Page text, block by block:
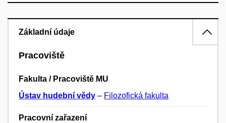
Základní údaje
Pracoviště
Fakulta / Pracoviště MU
Ústav hudební vědy – Filozofická fakulta
Pracovní zařazení